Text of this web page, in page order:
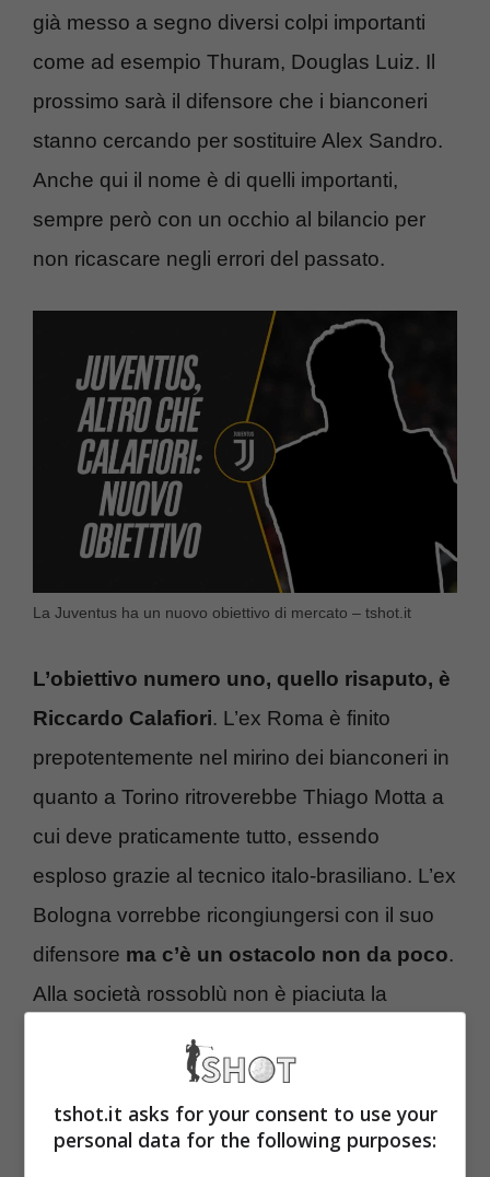
già messo a segno diversi colpi importanti
come ad esempio Thuram, Douglas Luiz. Il
prossimo sarà il difensore che i bianconeri
stanno cercando per sostituire Alex Sandro.
Anche qui il nome è di quelli importanti,
sempre però con un occhio al bilancio per
non ricascare negli errori del passato.
La Juventus ha un nuovo obiettivo di mercato – tshot.it
L’obiettivo numero uno, quello risaputo, è
Riccardo Calafiori. L’ex Roma è finito
prepotentemente nel mirino dei bianconeri in
quanto a Torino ritroverebbe Thiago Motta a
cui deve praticamente tutto, essendo
esploso grazie al tecnico italo-brasiliano. L’ex
Bologna vorrebbe ricongiungersi con il suo
difensore ma c’è un ostacolo non da poco.
Alla società rossoblù non è piaciuta la
dell’allenatore e per questo starebbe
cercando di ostacolare in ogni modo la
cessione del duttile difensore.
tshot.it asks for your consent to use your
personal data for the following purposes: